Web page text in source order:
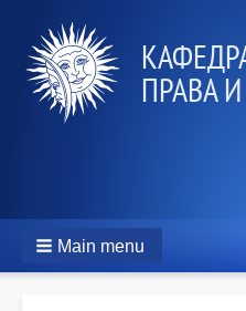
ПРАВА
Main menu